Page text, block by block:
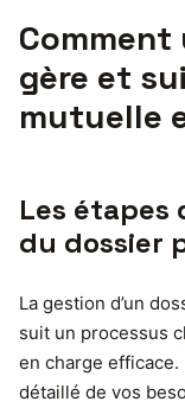
gère et
mutuelle
Les étapes
du dossier
La gestion d’un
suit un processus
en charge
détaillé de vos